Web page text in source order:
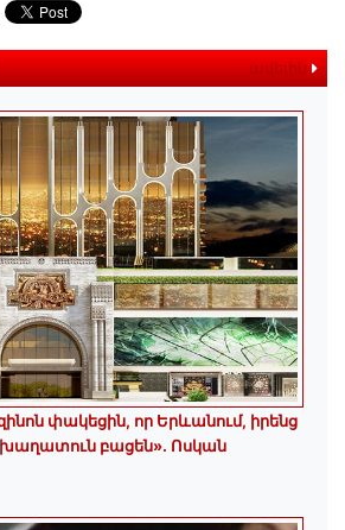
ավելին
փակեցին, որ Երևանում, իրենց
խաղատուն բացեն»․ Ոսկան